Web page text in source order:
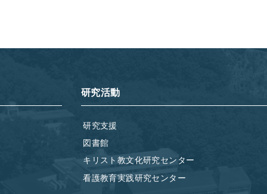
研究活動
研究支援
図書館
キリスト教文化研究センター
看護教育実践研究センター